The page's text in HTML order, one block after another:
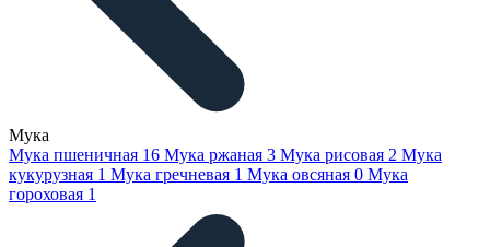
Мука
Мука пшеничная 16 Мука ржаная 3 Мука рисовая 2 Мука
кукурузная 1 Мука гречневая 1 Мука овсяная 0 Мука
гороховая 1